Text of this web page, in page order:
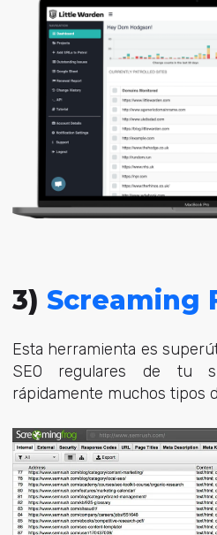
3) Screaming
Esta herramienta es
SEO regulares de tu
rápidamente muchos tipos